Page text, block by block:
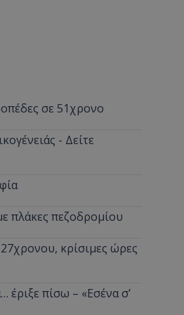
σε 51χρονο
- Δείτε
πλάκες πεζοδρομίου
κρίσιμες ώρες
έριξε πίσω – «Εσένα σ’